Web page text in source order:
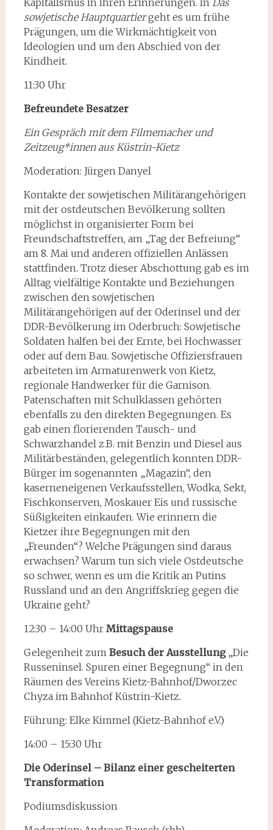
sowjetische Hauptquartiergeht es um frühe
Prägungen, um die Wirkmächtigkeit von
Ideologien und um den Abschied von der
Kindheit.
11:30 Uhr
Befreundete Besatzer
Ein Gespräch mit dem Filmemacher und
Zeitzeug*innen aus Küstrin-Kietz
Moderation: Jürgen Danyel
Kontakte der sowjetischen Militärangehörigen
mit der ostdeutschen Bevölkerung sollten
möglichst in organisierter Form bei
Freundschaftstreffen, am „Tag der Befreiung“
am 8. Mai und anderen offiziellen Anlässen
stattfinden. Trotz dieser Abschottung gab es im
Alltag viel­fältige Kontakte und Beziehungen
zwischen den sowjetischen
Militärangehörigen auf der Oderinsel und der
DDR-Bevölkerung im Oderbruch: Sowjetische
Soldaten halfen bei der Ernte, bei Hochwasser
oder auf dem Bau. Sowjetische Offiziersfrauen
arbeiteten im Armatu­renwerk von Kietz,
regionale Handwerker für die Garnison.
Patenschaften mit Schulklassen gehörten
ebenfalls zu den direkten Begegnungen. Es
gab einen florierenden Tausch- und
Schwarzhandel z.B. mit Benzin und Diesel aus
Militärbeständen, gelegentlich konnten DDR-
Bürger im sogenannten „Magazin“, den
kaserneneigenen Verkaufsstellen, Wodka, Sekt,
Fischkonserven, Moskauer Eis und russische
Süßigkeiten einkaufen. Wie erinnern die
Kietzer ihre Begegnungen mit den
„Freunden“? Welche Prägungen sind daraus
erwachsen? Warum tun sich viele Ostdeutsche
so schwer, wenn es um die Kritik an Putins
Russland und an den Angriffskrieg gegen die
Ukraine geht?
12:30 – 14:00 Uhr Mittagspause
Gelegenheit zum Besuch der Ausstellung„Die
Russeninsel. Spuren einer Begegnung“ in den
Räumen des Vereins Kietz-Bahnhof/Dworzec
Chyza im Bahnhof Küstrin-Kietz.
Führung: Elke Kimmel (Kietz-Bahnhof e.V.)
14:00 – 15:30 Uhr
Die Oderinsel – Bilanz einer gescheiterten
Transformation
Podiumsdiskussion